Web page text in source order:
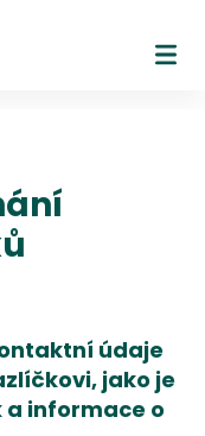
údaje
jako je
a informace o